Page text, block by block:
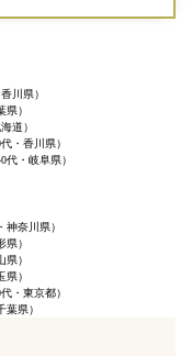
川県）
県）
道）
・香川県）
代・岐阜県）
神奈川県）
県）
県）
県）
・東京都）
葉県）